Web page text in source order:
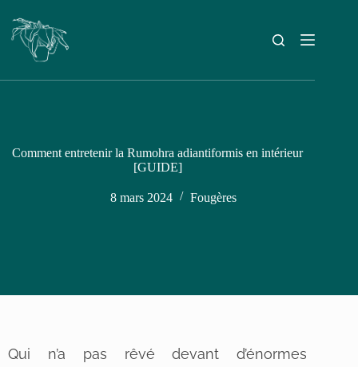
Comment entretenir la Rumohra adiantiformis en intérieur
[GUIDE]
8 mars 2024 Fougères
Qui n’a pas rêvé devant d’énormes